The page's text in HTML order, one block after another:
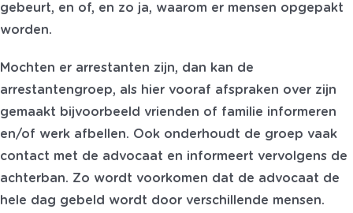
gebeurt, en of, en zo ja, waarom er mensen opgepakt
worden.
Mochten er arrestanten zijn, dan kan de
arrestantengroep, als hier vooraf afspraken over zijn
gemaakt bijvoorbeeld vrienden of familie informeren
en/of werk afbellen. Ook onderhoudt de groep vaak
contact met de advocaat en informeert vervolgens de
achterban. Zo wordt voorkomen dat de advocaat de
hele dag gebeld wordt door verschillende mensen.